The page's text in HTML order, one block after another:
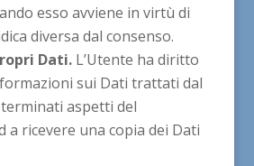
esso avviene in virtù di
diversa dal consenso.
Dati.L’Utente ha diritto
sui Dati trattati dal
aspetti del
a ricevere una copia dei Dati